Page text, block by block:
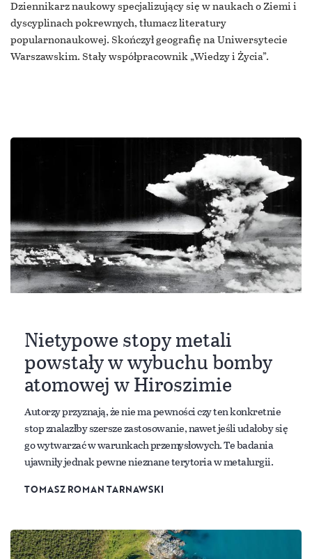
Dziennikarz naukowy specjalizujący się w naukach o Ziemi i
dyscyplinach pokrewnych, tłumacz literatury
popularnonaukowej. Skończył geografię na Uniwersytecie
Warszawskim. Stały współpracownik „Wiedzy i Życia”.
Nietypowe stopy metali
powstały w wybuchu bomby
atomowej w Hiroszimie
Autorzy przyznają, że nie ma pewności czy ten konkretnie
stop znalazłby szersze zastosowanie, nawet jeśli udałoby się
go wytwarzać w warunkach przemysłowych. Te badania
ujawniły jednak pewne nieznane terytoria w metalurgii.
TOMASZ ROMAN TARNAWSKI